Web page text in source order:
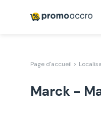
Page d'accueil >
Marck -